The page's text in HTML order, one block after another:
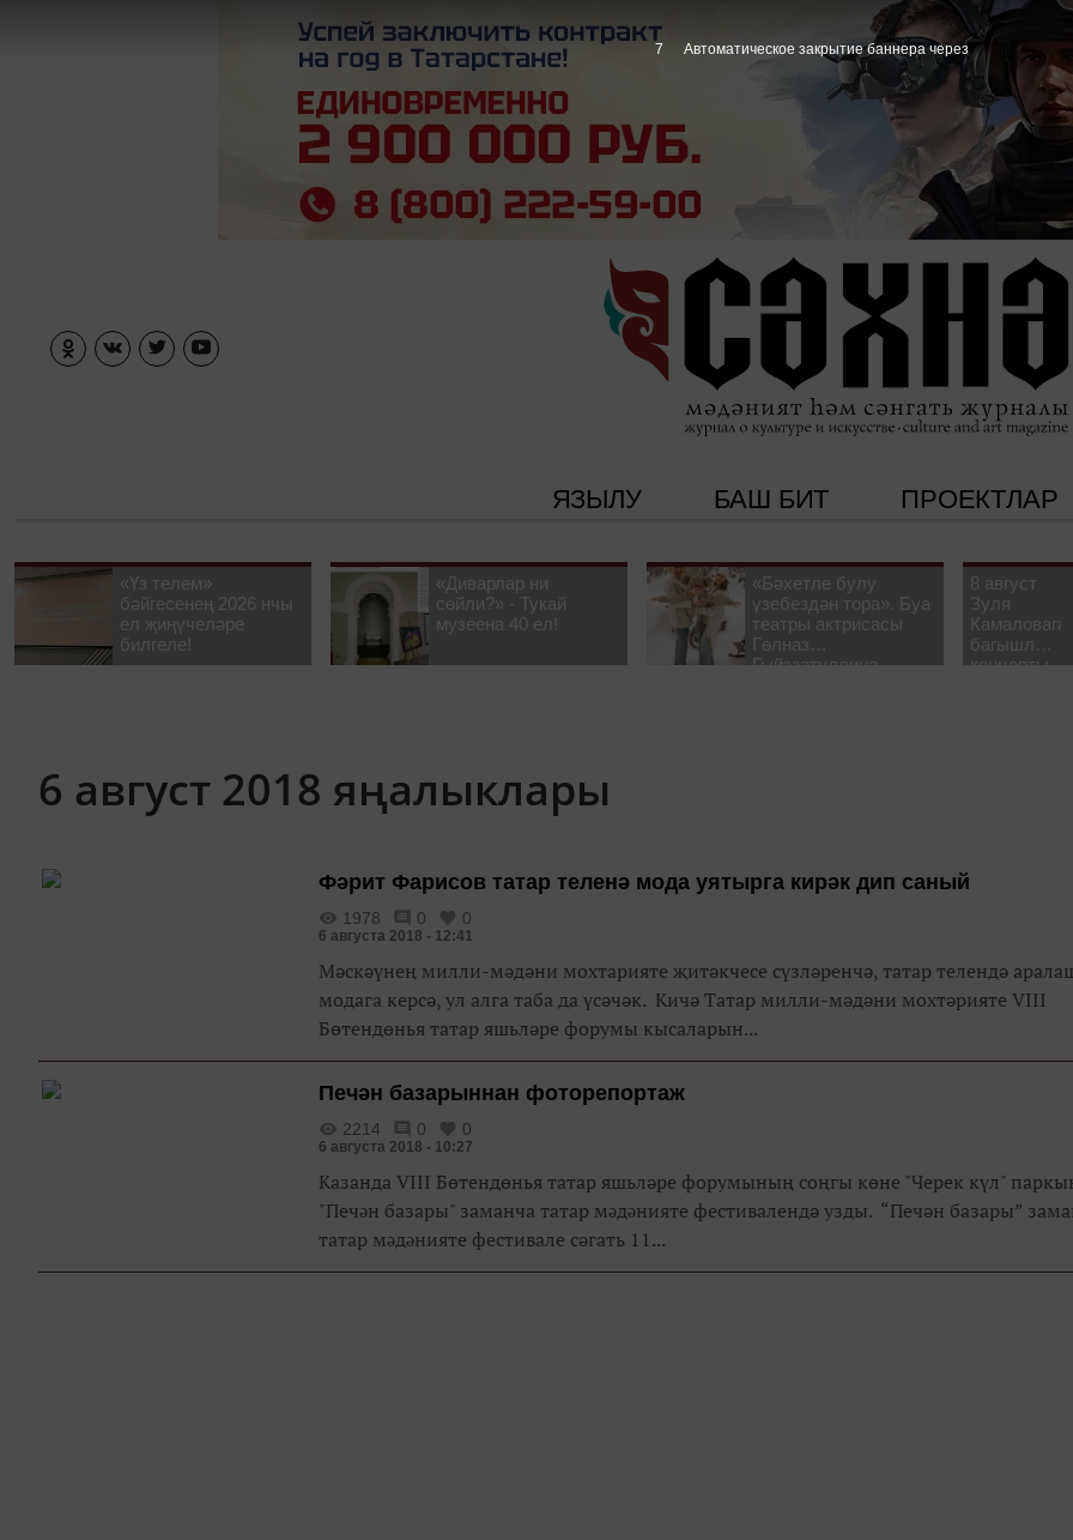
ЯЗЫЛУ БАШ БИТ ПРОЕКТЛАР
«Үз телем»
бәйгесенең 2026 нчы
ел җиңүчеләре
билгеле!
«Диварлар ни
сөйли?» - Тукай
музеена 40 ел!
«Бәхетле булу
үзебездән тора». Буа
театры актрисасы
Гөлназ
Гыйззәтуллина-
8 август
Зуля
Камаловага
багышлау
концерты
6 август 2018 яңалыклары
Фәрит Фарисов татар теленә мода уятырга кирәк дип саный
1978 0 0
6 августа 2018 - 12:41
Мәскәүнең милли-мәдәни мохтарияте җитәкчесе сүзләренчә, татар телендә
модага керсә, ул алга таба да үсәчәк. Кичә Татар милли-мәдәни мохтәрияте VIII
Бөтендөнья татар яшьләре форумы кысаларын...
Печән базарыннан фоторепортаж
2214 0 0
6 августа 2018 - 10:27
Казанда VIII Бөтендөнья татар яшьләре форумының соңгы көне "Черек күл"
"Печəн базары" заманча татар мəдəнияте фестивалендә узды. “Печән базары”
татар мəдəнияте фестивале сәгать 11...
7 Автоматическое закрытие баннера через